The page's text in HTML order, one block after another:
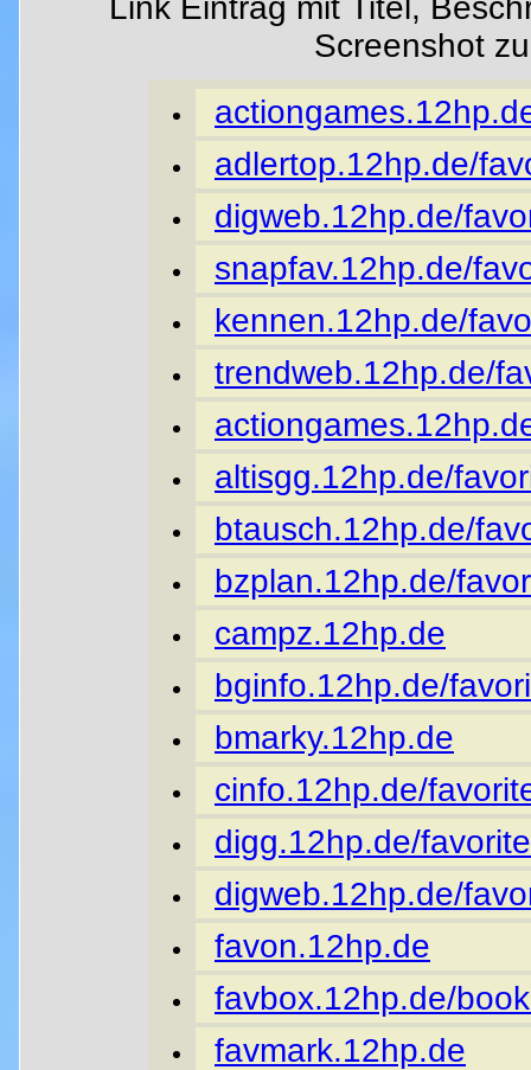
Link Eintrag mit Titel,
Screenshot
adlertop.12hp.de/
digweb.12hp.de/
snapfav.12hp.de/
kennen.12hp.de/
trendweb.12hp.de/
altisgg.12hp.de/
btausch.12hp.de/
bzplan.12hp.de/
campz.12hp.de
bginfo.12hp.de/
bmarky.12hp.de
cinfo.12hp.de/
digg.12hp.de/
digweb.12hp.de/
favon.12hp.de
favbox.12hp.de/
favmark.12hp.de